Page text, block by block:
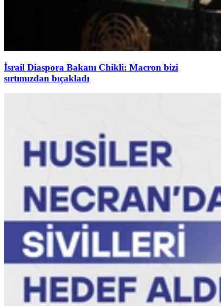
İsrail Diaspora Bakanı Chikli: Macron bizi
sırtımızdan bıçakladı